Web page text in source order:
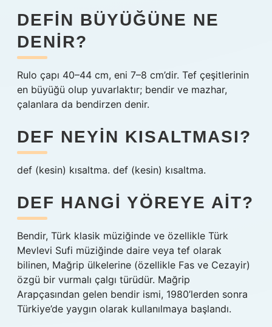
DEFIN BÜYÜĞÜNE NE
DENIR?
Rulo çapı 40–44 cm, eni 7–8 cm’dir. Tef çeşitlerinin
en büyüğü olup yuvarlaktır; bendir ve mazhar,
çalanlara da bendirzen denir.
DEF NEYIN KISALTMASI?
def (kesin) kısaltma. def (kesin) kısaltma.
DEF HANGI YÖREYE AIT?
Bendir, Türk klasik müziğinde ve özellikle Türk
Mevlevi Sufi müziğinde daire veya tef olarak
bilinen, Mağrip ülkelerine (özellikle Fas ve Cezayir)
özgü bir vurmalı çalgı türüdür. Mağrip
Arapçasından gelen bendir ismi, 1980’lerden sonra
Türkiye’de yaygın olarak kullanılmaya başlandı.